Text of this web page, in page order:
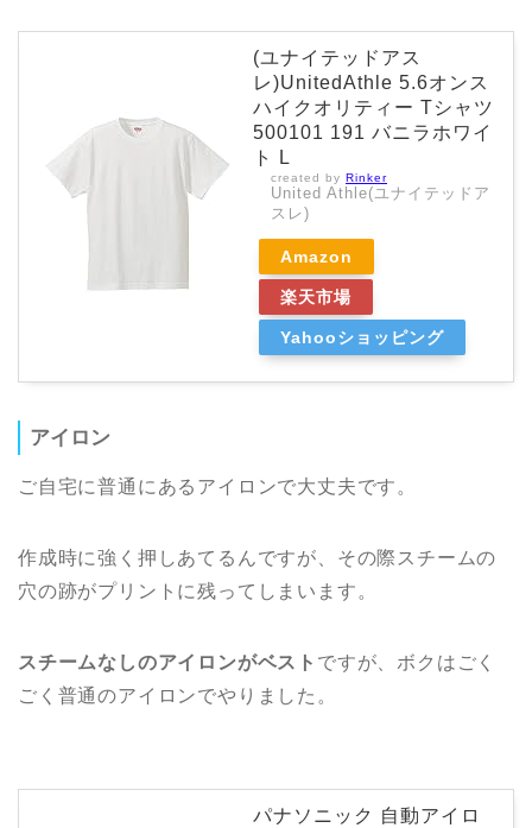
(ユナイテッドアス
レ)UnitedAthle 5.6オンス
ハイクオリティー Tシャツ
500101 191 バニラホワイ
ト L
created by Rinker
United Athle(ユナイテッドア
スレ)
Amazon
楽天市場
Yahooショッピング
アイロン
ご自宅に普通にあるアイロンで大丈夫です。
作成時に強く押しあてるんですが、その際スチームの
穴の跡がプリントに残ってしまいます。
スチームなしのアイロンがベスト ですが、ボクはごく
ごく普通のアイロンでやりました。
パナソニック 自動アイロ